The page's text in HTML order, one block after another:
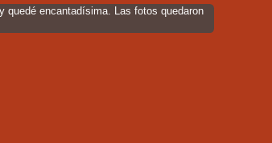
quedé encantadísima. Las fotos quedaron